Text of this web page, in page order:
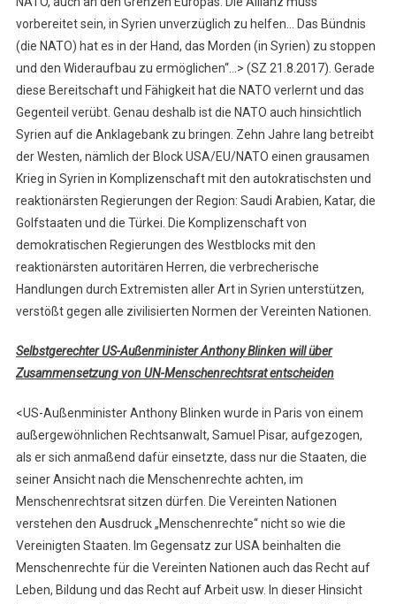
vorbereitet sein, in Syrien unverzüglich zu helfen… Das Bündnis
(die NATO) hat es in der Hand, das Morden (in Syrien) zu stoppen
und den Wideraufbau zu ermöglichen“…> (SZ 21.8.2017). Gerade
diese Bereitschaft und Fähigkeit hat die NATO verlernt und das
Gegenteil verübt. Genau deshalb ist die NATO auch hinsichtlich
Syrien auf die Anklagebank zu bringen. Zehn Jahre lang betreibt
der Westen, nämlich der Block USA/EU/NATO einen grausamen
Krieg in Syrien in Komplizenschaft mit den autokratischsten und
reaktionärsten Regierungen der Region: Saudi Arabien, Katar, die
Golfstaaten und die Türkei. Die Komplizenschaft von
demokratischen Regierungen des Westblocks mit den
reaktionärsten autoritären Herren, die verbrecherische
Handlungen durch Extremisten aller Art in Syrien unterstützen,
verstößt gegen alle zivilisierten Normen der Vereinten Nationen.
Selbstgerechter US-Außenminister Anthony Blinken will über
Zusammensetzung von UN-Menschenrechtsrat entscheiden
<US-Außenminister Anthony Blinken wurde in Paris von einem
außergewöhnlichen Rechtsanwalt, Samuel Pisar, aufgezogen,
als er sich anmaßend dafür einsetzte, dass nur die Staaten, die
seiner Ansicht nach die Menschenrechte achten, im
Menschenrechtsrat sitzen dürfen. Die Vereinten Nationen
verstehen den Ausdruck „Menschenrechte“ nicht so wie die
Vereinigten Staaten. Im Gegensatz zur USA beinhalten die
Menschenrechte für die Vereinten Nationen auch das Recht auf
Leben, Bildung und das Recht auf Arbeit usw. In dieser Hinsicht